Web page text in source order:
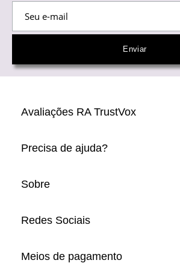
Avaliações RA TrustVox
Precisa de ajuda?
Sobre
Redes Sociais
Meios de pagamento